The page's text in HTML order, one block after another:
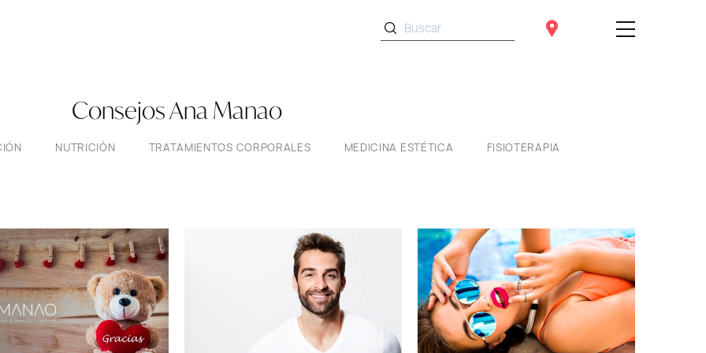
Consejos Ana Manao
NUTRICIÓN TRATAMIENTOS CORPORALES MEDICINA ESTÉTICA FISIOTERAPIA